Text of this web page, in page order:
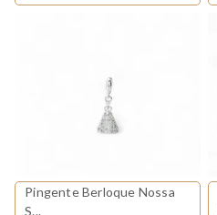
Pingente Berloque Nossa
S...